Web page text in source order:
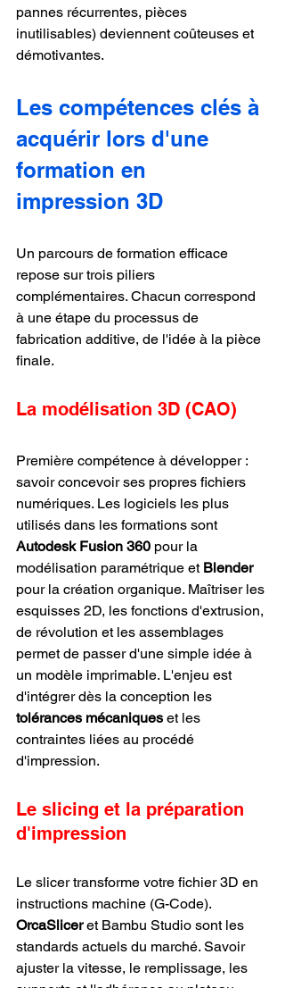
pannes récurrentes, pièces
inutilisables) deviennent coûteuses et
démotivantes.
Les compétences clés à
acquérir lors d'une
formation en
impression 3D
Un parcours de formation efficace
repose sur trois piliers
complémentaires. Chacun correspond
à une étape du processus de
fabrication additive, de l'idée à la pièce
finale.
La modélisation 3D (CAO)
Première compétence à développer :
savoir concevoir ses propres fichiers
numériques. Les logiciels les plus
utilisés dans les formations sont
Autodesk Fusion 360 pour la
modélisation paramétrique et Blender
pour la création organique. Maîtriser les
esquisses 2D, les fonctions d'extrusion,
de révolution et les assemblages
permet de passer d'une simple idée à
un modèle imprimable. L'enjeu est
d'intégrer dès la conception les
tolérances mécaniques et les
contraintes liées au procédé
d'impression.
Le slicing et la préparation
d'impression
Le slicer transforme votre fichier 3D en
instructions machine (G-Code).
OrcaSlicer et Bambu Studio sont les
standards actuels du marché. Savoir
ajuster la vitesse, le remplissage, les